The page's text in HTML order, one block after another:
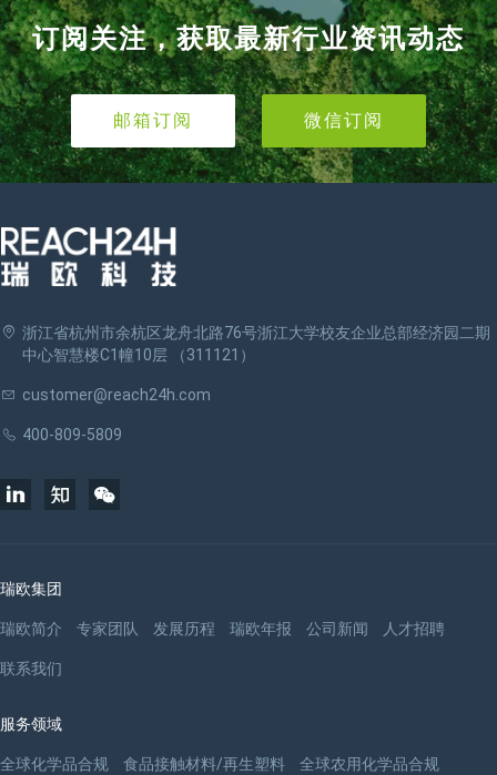
订阅关注，获取最新行业资讯动态
邮箱订阅 微信订阅
浙江省杭州市余杭区龙舟北路76号浙江大学校友企业总部经济园二期
中心智慧楼C1幢10层 （311121）
customer@reach24h.com
400-809-5809
瑞欧集团
瑞欧简介 专家团队 发展历程 瑞欧年报 公司新闻 人才招聘
联系我们
服务领域
全球化学品合规 食品接触材料/再生塑料 全球农用化学品合规